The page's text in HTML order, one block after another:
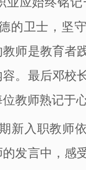
的卫士，坚
师是教育者
。最后邓校
教师熟记于心
新入职教师
的发言中，感